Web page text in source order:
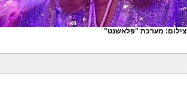
צילום: מערכת "פלאשנט"